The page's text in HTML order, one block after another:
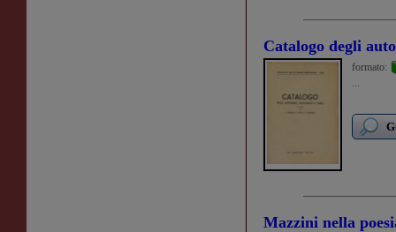
Catalogo degli
formato:
...
Mazzini nella